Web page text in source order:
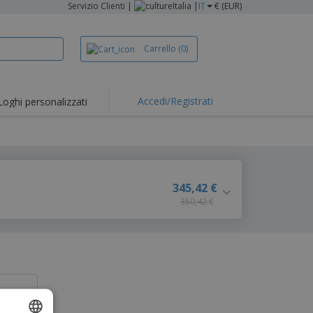
Servizio Clienti | Italia | IT € (EUR)
Carrello (0)
personalizzati Accedi/Registrati
345,42 €
350,42 €